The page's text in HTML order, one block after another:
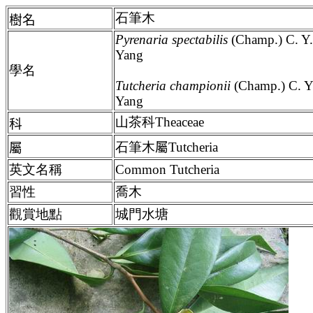
樹名 石筆木
學名
Pyrenaria spectabilis (Champ.) C.
Yang
Tutcheria championii (Champ.) C.
Yang
科
山茶科Theaceae
屬
石筆木屬Tutcheria
英文名稱
Common Tutcheria
習性
喬木
觀賞地點
城門水塘